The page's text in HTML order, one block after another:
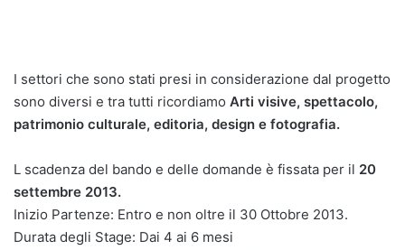
I settori che sono stati presi in considerazione dal progetto
sono diversi e tra tutti ricordiamo Arti visive, spettacolo,
patrimonio culturale, editoria, design e fotografia.
L scadenza del bando e delle domande è fissata per il 20
settembre 2013.
Inizio Partenze: Entro e non oltre il 30 Ottobre 2013.
Durata degli Stage: Dai 4 ai 6 mesi